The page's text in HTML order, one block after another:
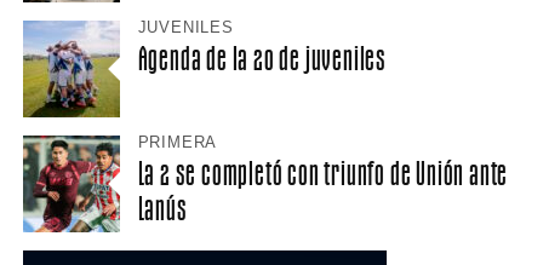
JUVENILES
Agenda de la 20 de juveniles
PRIMERA
La 2 se completó con triunfo de Unión ante
Lanús